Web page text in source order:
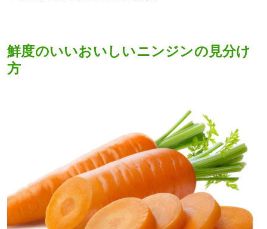
鮮度のいいおいしいニンジンの見分け
方